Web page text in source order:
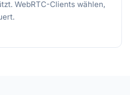
WebRTC-Clients wählen,